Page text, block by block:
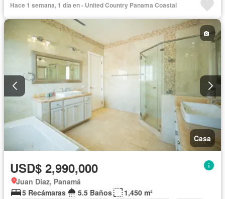
Patio
Jardín Parrilla Parcialmente amueblado
Hace 1 semana, 1 día en - United Country Panama Coastal
Casa
USD$ 2,990,000
Juan Diaz, Panamá
5 Recámaras
5.5 Baños
1,450 m²